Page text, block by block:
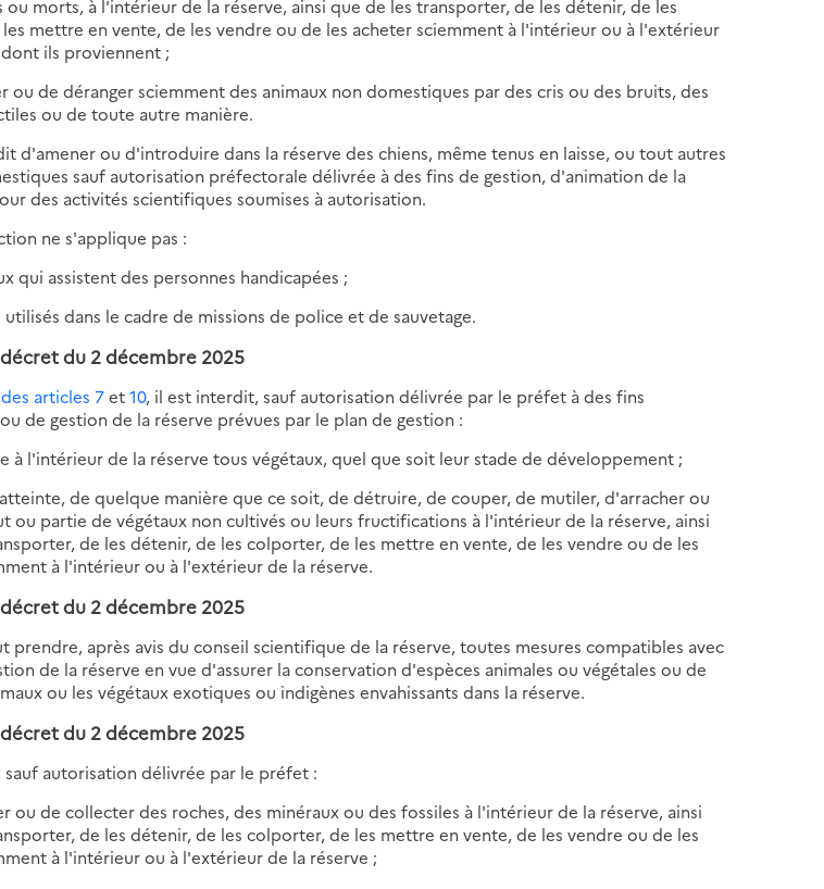
ou morts, à l'intérieur de la réserve, ainsi que de les transporter, de les détenir, de les
mettre en vente, de les vendre ou de les acheter sciemment à l'intérieur ou à l'extérieur
ils proviennent ;
ou de déranger sciemment des animaux non domestiques par des cris ou des bruits, des
ou de toute autre manière.
d'amener ou d'introduire dans la réserve des chiens, même tenus en laisse, ou tout autres
sauf autorisation préfectorale délivrée à des fins de gestion, d'animation de la
des activités scientifiques soumises à autorisation.
ne s'applique pas :
qui assistent des personnes handicapées ;
utilisés dans le cadre de missions de police et de sauvetage.
du 2 décembre 2025
des articles 7et10, il est interdit, sauf autorisation délivrée par le préfet à des fins
de gestion de la réserve prévues par le plan de gestion :
à l'intérieur de la réserve tous végétaux, quel que soit leur stade de développement ;
de quelque manière que ce soit, de détruire, de couper, de mutiler, d'arracher ou
ou partie de végétaux non cultivés ou leurs fructifications à l'intérieur de la réserve, ainsi
de les détenir, de les colporter, de les mettre en vente, de les vendre ou de les
à l'intérieur ou à l'extérieur de la réserve.
du 2 décembre 2025
prendre, après avis du conseil scientifique de la réserve, toutes mesures compatibles avec
de la réserve en vue d'assurer la conservation d'espèces animales ou végétales ou de
ou les végétaux exotiques ou indigènes envahissants dans la réserve.
du 2 décembre 2025
autorisation délivrée par le préfet :
ou de collecter des roches, des minéraux ou des fossiles à l'intérieur de la réserve, ainsi
de les détenir, de les colporter, de les mettre en vente, de les vendre ou de les
à l'intérieur ou à l'extérieur de la réserve ;